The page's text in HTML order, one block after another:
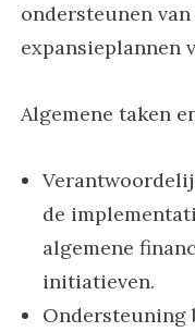
ondersteunen
expansieplannen
Algemene taken
de
algemene
initiatieven.
Ondersteuning